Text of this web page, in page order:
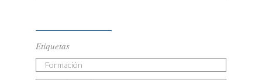
Etiquetas
Formación